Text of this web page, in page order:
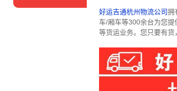
好运吉通杭州物流公司拥
车/厢车等300余台为您提
等货运业务。 您只要有货